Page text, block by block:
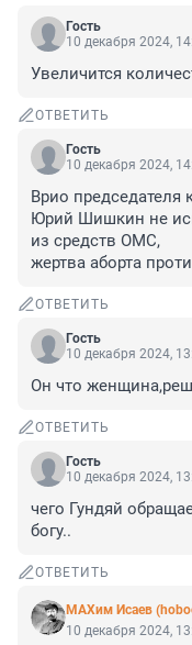
Гость
10 декабря 2024,
Увеличится
ОТВЕТИТЬ
Гость
10 декабря 2024,
Врио председателя
Юрий Шишкин не
из средств ОМС,
жертва аборта
ОТВЕТИТЬ
Гость
10 декабря 2024,
Он что
ОТВЕТИТЬ
Гость
10 декабря 2024,
чего Гундяй
богу..
ОТВЕТИТЬ
МАХим Исаев
10 декабря 2024,